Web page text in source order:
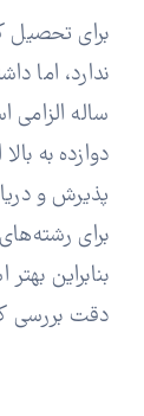
برای
ندارد، اما
ساله
دوازده به
پذیرش و
برای
بنابراین
دقت بررسی